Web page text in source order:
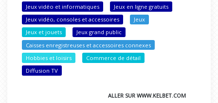
Jeux vidéo et informatiques
Jeux en ligne gratuits
Jeux vidéo, consoles et accessoires
Jeux
Jeux et jouets
Jeux grand public
Caisses enregistreuses et accessoires connexes
Hobbies et loisirs
Commerce de détail
Diffusion TV
ALLER SUR WWW.KELBET.COM